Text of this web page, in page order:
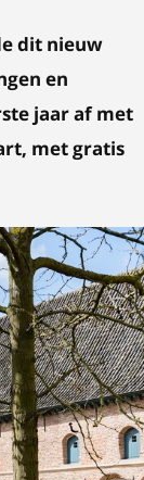
dit nieuw
en
jaar af met
met gratis